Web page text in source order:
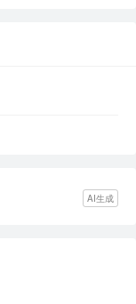
AI生成